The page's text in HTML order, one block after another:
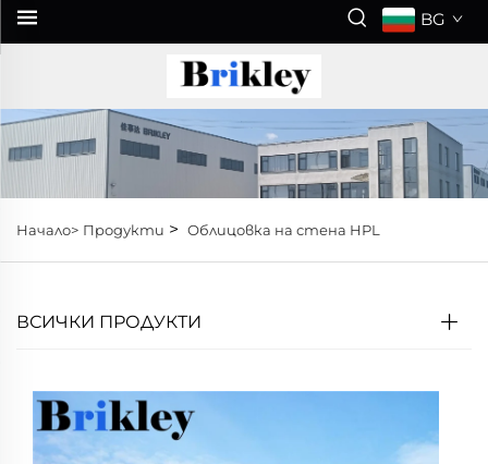
BG
Начало> Продукти > Облицовка на стена HPL
ВСИЧКИ ПРОДУКТИ